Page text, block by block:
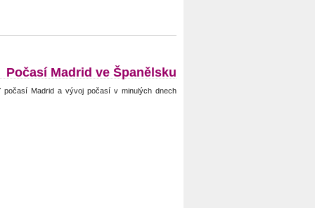
Počasí Madrid ve Španělsku
Madrid a vývoj počasí v minulých dnech